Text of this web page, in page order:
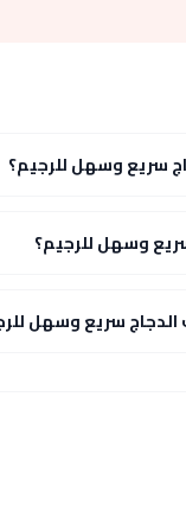
سريع وسهل للرجيم؟
وسهل للرجيم؟
سريع وسهل